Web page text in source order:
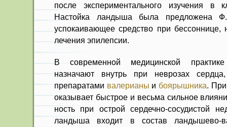
после экспериментального изучения
Настойка лан­дыша была предложена
успокаивающее средство при бессоннице,
лечения эпилепсии.
В современной медицинской
назначают внутрь при неврозах
препаратами валерианы и боярышника.
оказывает быстрое и весьма сильное
ность при острой сердечно-сосудистой
ландыша входит в состав ландышево-